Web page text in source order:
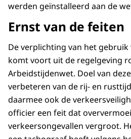
werden geïnstalleerd aan de
Ernst van de feiten
De verplichting van het
komt voort uit de regelgeving
Arbeidstijdenwet. Doel van
verbeteren van de rij- en
daarmee ook de
officier een feit dat
verkeersongevallen vergroot.